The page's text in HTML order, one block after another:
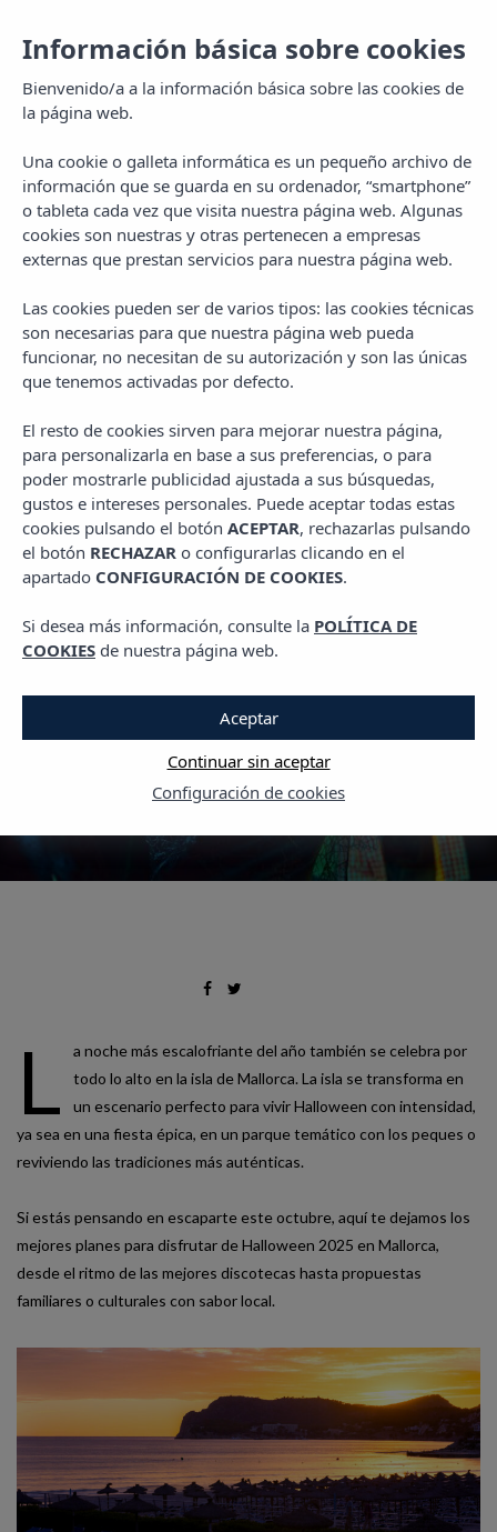
MENU
PLANES EN MALLORCA
Halloween en Mallorca
2025: del miedo al
misticismo isleño
L
a noche más escalofriante del año también se celebra por
todo lo alto en la isla de Mallorca. La isla se transforma en
un escenario perfecto para vivir Halloween con intensidad,
ya sea en una fiesta épica, en un parque temático con los peques o
reviviendo las tradiciones más auténticas.
Si estás pensando en escaparte este octubre, aquí te dejamos los
mejores planes para disfrutar de Halloween 2025 en Mallorca,
desde el ritmo de las mejores discotecas hasta propuestas
familiares o culturales con sabor local.
Información básica sobre cookies
Bienvenido/a a la información básica sobre las cookies de
la página web.
Una cookie o galleta informática es un pequeño archivo de
información que se guarda en su ordenador, “smartphone”
o tableta cada vez que visita nuestra página web. Algunas
cookies son nuestras y otras pertenecen a empresas
externas que prestan servicios para nuestra página web.
Las cookies pueden ser de varios tipos: las cookies técnicas
son necesarias para que nuestra página web pueda
funcionar, no necesitan de su autorización y son las únicas
que tenemos activadas por defecto.
El resto de cookies sirven para mejorar nuestra página,
para personalizarla en base a sus preferencias, o para
poder mostrarle publicidad ajustada a sus búsquedas,
gustos e intereses personales. Puede aceptar todas estas
cookies pulsando el botón ACEPTAR, rechazarlas pulsando
el botón RECHAZAR o configurarlas clicando en el
apartado CONFIGURACIÓN DE COOKIES.
Si desea más información, consulte la POLÍTICA DE
COOKIES de nuestra página web.
Configuración de cookies
Continuar sin aceptar
Aceptar